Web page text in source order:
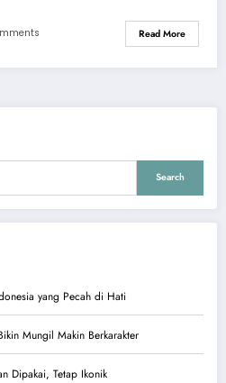
Read More
Search
yang Pecah di Hati
Mungil Makin Berkarakter
Dipakai, Tetap Ikonik